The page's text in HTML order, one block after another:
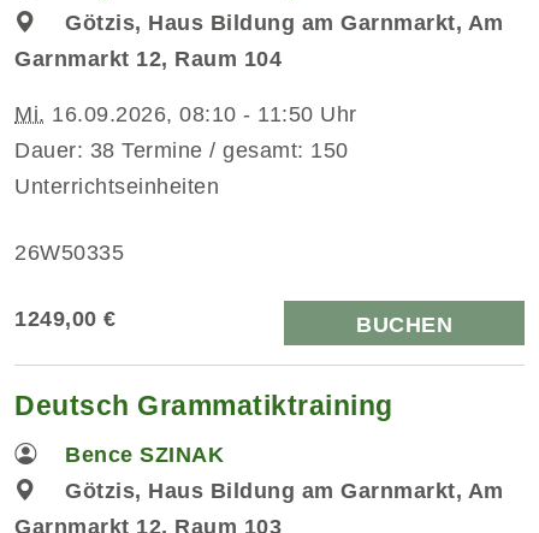
Götzis, Haus Bildung am Garnmarkt, Am
Garnmarkt 12, Raum 104
Mi. 16.09.2026, 08:10 - 11:50 Uhr
Dauer: 38 Termine / gesamt: 150
Unterrichtseinheiten
26W50335
1249,00 € BUCHEN
Deutsch Grammatiktraining
Bence SZINAK
Götzis, Haus Bildung am Garnmarkt, Am
Garnmarkt 12, Raum 103